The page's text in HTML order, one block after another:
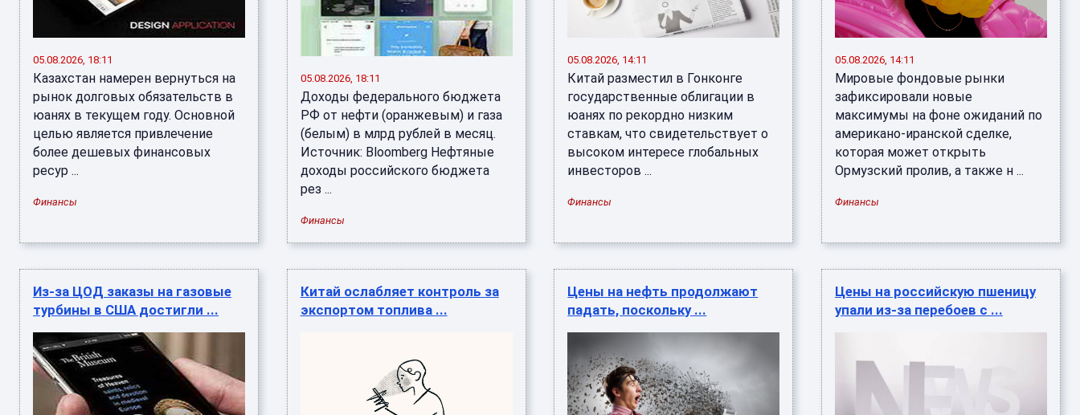
05.08.2026, 18:11
Казахстан намерен вернуться на
рынок долговых обязательств в
юанях в текущем году. Основной
целью является привлечение
более дешевых финансовых
ресур ...
Финансы
05.08.2026, 18:11
Доходы федерального бюджета
РФ от нефти (оранжевым) и газа
(белым) в млрд рублей в месяц.
Источник: Bloomberg Нефтяные
доходы российского бюджета
рез ...
Финансы
05.08.2026, 14:11
Китай разместил в Гонконге
государственные облигации в
юанях по рекордно низким
ставкам, что свидетельствует о
высоком интересе глобальных
инвесторов ...
Финансы
05.08.2026, 14:11
Мировые фондовые рынки
зафиксировали новые
максимумы на фоне ожиданий по
американо-иранской сделке,
которая может открыть
Ормузский пролив, а также н ...
Финансы
Из-за ЦОД заказы на газовые
турбины в США достигли ...
Китай ослабляет контроль за
экспортом топлива ...
Цены на нефть продолжают
падать, поскольку ...
Цены на российскую пшеницу
упали из-за перебоев с ...